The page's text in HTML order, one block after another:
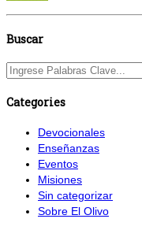
Buscar
Categories
Devocionales
Enseñanzas
Eventos
Misiones
Sin categorizar
Sobre El Olivo